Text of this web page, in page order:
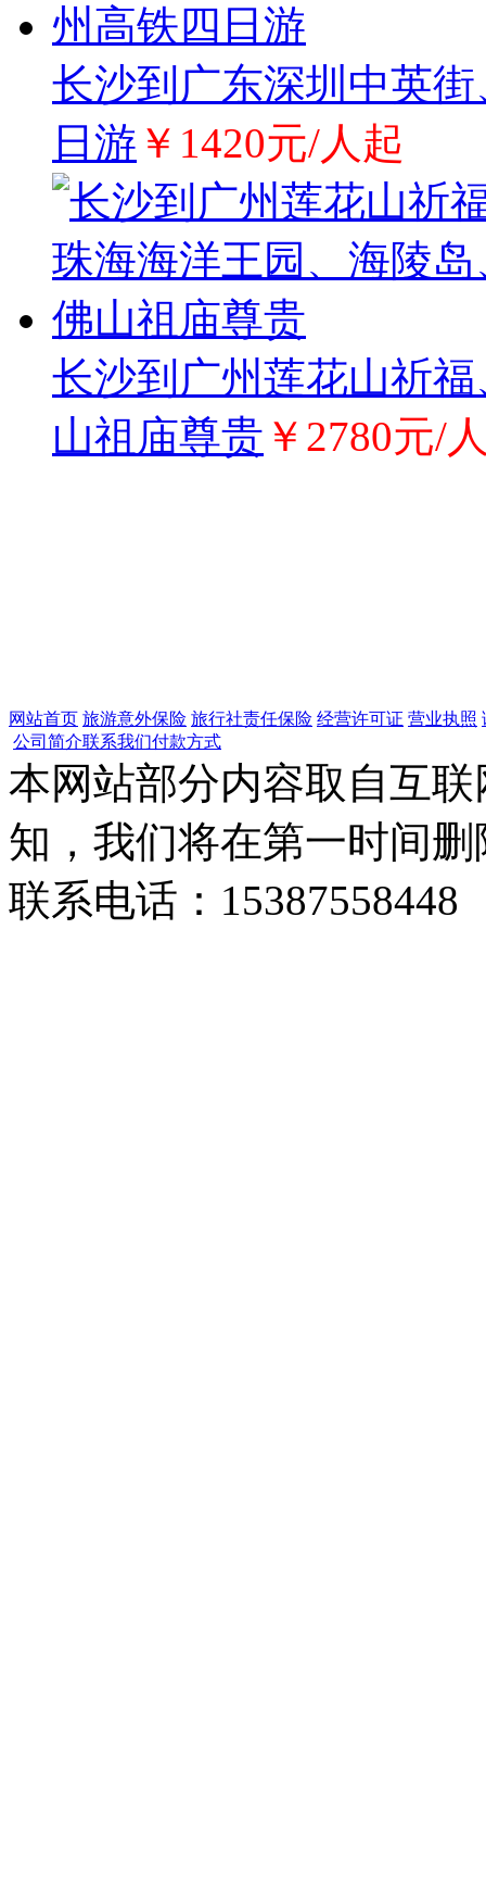
长沙到广东深圳中英
日游 ￥1420元/人起
长沙到广州莲花山祈
山祖庙尊贵 ￥2780元/
网站首页 旅游意外保险 旅行社责任保险 经营许可证 营业执照
公司简介联系我们付款方式
本网站部分内容取自互
知，我们将在第一时间
联系电话：15387558448